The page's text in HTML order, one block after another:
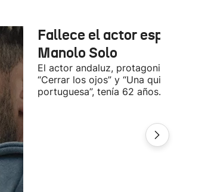
Fallece el actor español
Manolo Solo
El actor andaluz, protagonista de
“Cerrar los ojos” y “Una quinta
portuguesa”, tenía 62 años.